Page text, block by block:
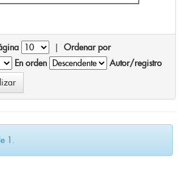
| Ordenar por
En orden
Autor/registro
1.